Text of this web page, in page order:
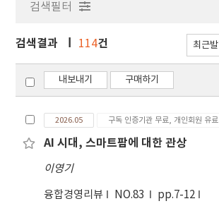
검색필터
검색결과 114건
내보내기 구매하기
2026.05 구독 인증기관 무료, 개인회원 유료
AI 시대, 스마트팜에 대한 관상
이영기
융합경영리뷰 NO.83
pp.7-12